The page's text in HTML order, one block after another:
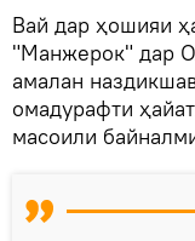
Вай дар ҳошияи
"Манжерок" дар
амалан
омадурафти
масоили